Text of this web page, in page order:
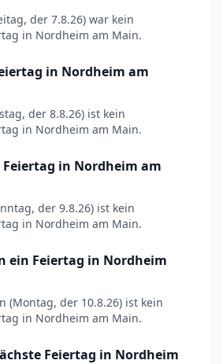
der 7.8.26) war kein
in Nordheim am Main.
in Nordheim am
der 8.8.26) ist kein
in Nordheim am Main.
in Nordheim am
der 9.8.26) ist kein
in Nordheim am Main.
ein Feiertag in Nordheim
(Montag, der 10.8.26) ist kein
in Nordheim am Main.
Feiertag in Nordheim